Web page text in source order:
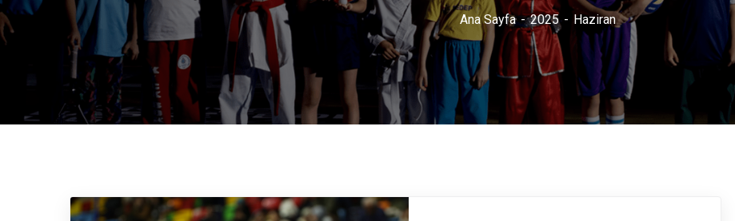
Ana Sayfa 2025 Haziran